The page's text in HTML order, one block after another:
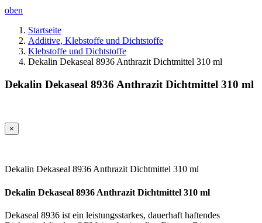
oben
Startseite
Additive, Klebstoffe und Dichtstoffe
Klebstoffe und Dichtstoffe
Dekalin Dekaseal 8936 Anthrazit Dichtmittel 310 ml
Dekalin Dekaseal 8936 Anthrazit Dichtmittel 310 ml
×
Dekalin Dekaseal 8936 Anthrazit Dichtmittel 310 ml
Dekalin Dekaseal 8936 Anthrazit Dichtmittel 310 ml
Dekaseal 8936 ist ein leistungsstarkes, dauerhaft haftendes